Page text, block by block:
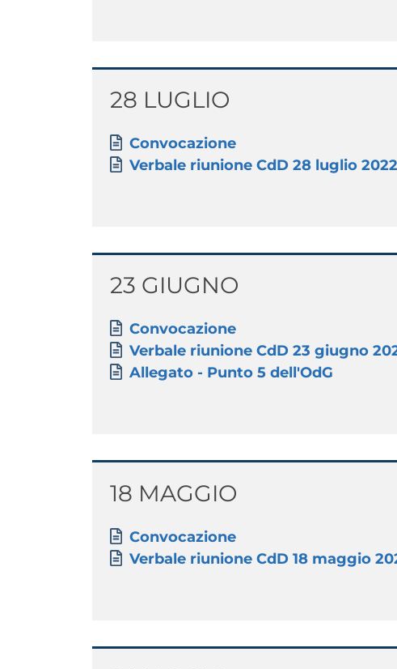
Titolo
28 LUGLIO
Paragrafo
Allegati
Document
Convocazione
Document
Verbale riunione CdD 28 luglio 2022
Titolo
23 GIUGNO
Paragrafo
Allegati
Document
Convocazione
Document
Verbale riunione CdD 23 giugno
Document
Allegato - Punto 5 dell'OdG
Titolo
18 MAGGIO
Paragrafo
Allegati
Document
Convocazione
Document
Verbale riunione CdD 18 maggio